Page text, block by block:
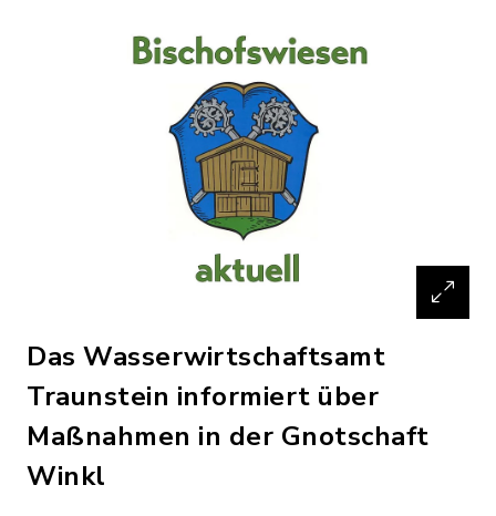
Das Wasserwirtschaftsamt
Traunstein informiert über
Maßnahmen in der Gnotschaft
Winkl